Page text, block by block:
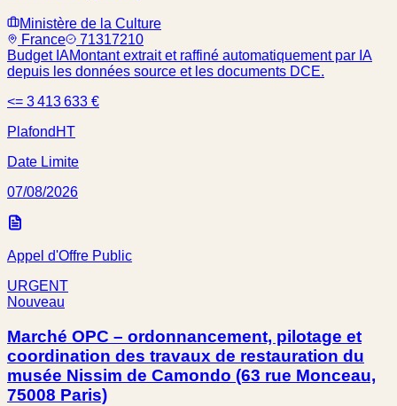
Ministère de la Culture
France
71317210
Budget IAMontant extrait et raffiné automatiquement par IA
depuis les données source et les documents DCE.
<= 3 413 633 €
Plafond HT
Date Limite
07/08/2026
Appel d'Offre Public
URGENT
Nouveau
Marché OPC – ordonnancement, pilotage et
coordination des travaux de restauration du
musée Nissim de Camondo (63 rue Monceau,
75008 Paris)